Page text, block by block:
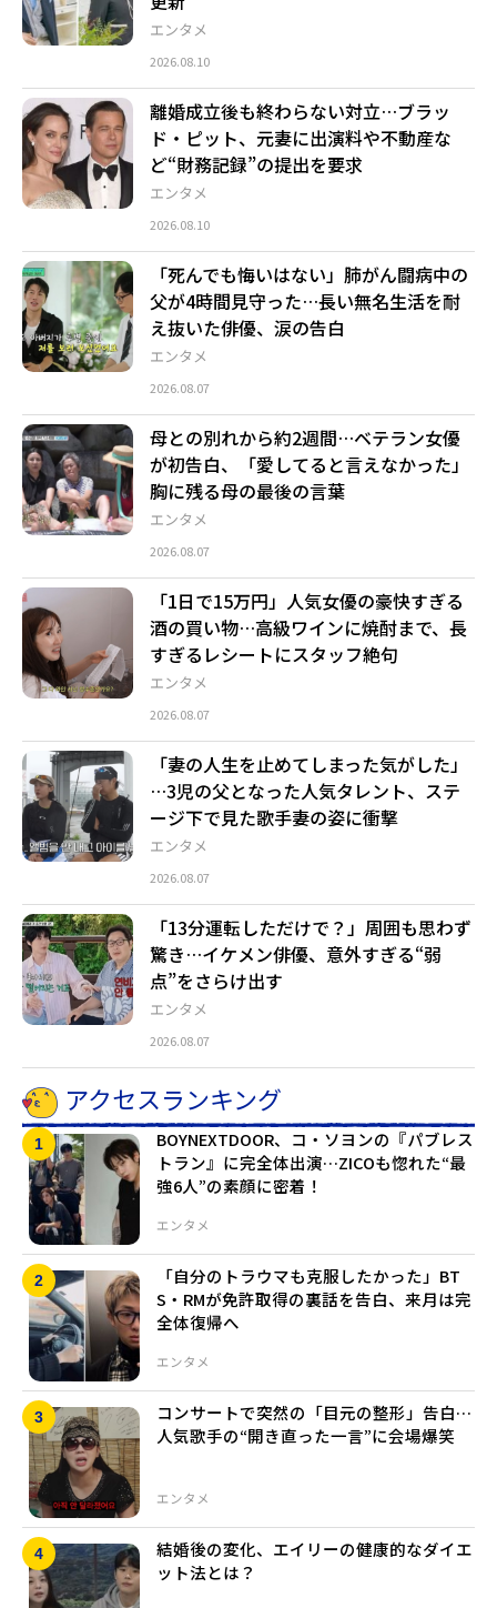
エンタメ
2026.08.10
エンタメ
離婚成立後も終わらない対立…ブラッ
ド・ピット、元妻に出演料や不動産な
ど“財務記録”の提出を要求
2026.08.10
エンタメ
「死んでも悔いはない」肺がん闘病中の
父が4時間見守った…長い無名生活を耐
え抜いた俳優、涙の告白
2026.08.07
エンタメ
母との別れから約2週間…ベテラン女優
が初告白、「愛してると言えなかった」
胸に残る母の最後の言葉
2026.08.07
エンタメ
「1日で15万円」人気女優の豪快すぎる
酒の買い物…高級ワインに焼酎まで、長
すぎるレシートにスタッフ絶句
2026.08.07
エンタメ
「妻の人生を止めてしまった気がした」
…3児の父となった人気タレント、ステ
ージ下で見た歌手妻の姿に衝撃
2026.08.07
エンタメ
「13分運転しただけで？」周囲も思わず
驚き…イケメン俳優、意外すぎる“弱
点”をさらけ出す
2026.08.07
アクセスランキング
エンタメ
BOYNEXTDOOR、コ・ソヨンの『パブレス
トラン』に完全体出演…ZICOも惚れた“最
強6人”の素顔に密着！
エンタメ
「自分のトラウマも克服したかった」BT
S・RMが免許取得の裏話を告白、来月は完
全体復帰へ
エンタメ
コンサートで突然の「目元の整形」告白…
人気歌手の“開き直った一言”に会場爆笑
結婚後の変化、エイリーの健康的なダイエ
ット法とは？